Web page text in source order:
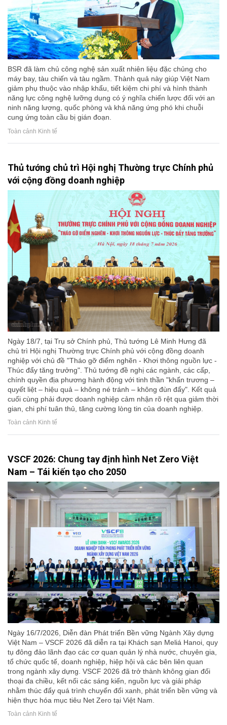
BSR đã làm chủ công nghệ sản xuất nhiên liệu đặc chủng cho
máy bay, tàu chiến và tàu ngầm. Thành quả này giúp Việt Nam
giảm phụ thuộc vào nhập khẩu, tiết kiệm chi phí và hình thành
năng lực công nghệ lưỡng dụng có ý nghĩa chiến lược đối với an
ninh năng lượng, quốc phòng và khả năng ứng phó khi chuỗi
cung ứng toàn cầu bị gián đoạn.
Toàn cảnh Kinh tế
Thủ tướng chủ trì Hội nghị Thường trực Chính phủ
với cộng đồng doanh nghiệp
Ngày 18/7, tại Trụ sở Chính phủ, Thủ tướng Lê Minh Hưng đã
chủ trì Hội nghị Thường trực Chính phủ với cộng đồng doanh
nghiệp với chủ đề "Tháo gỡ điểm nghẽn - Khơi thông nguồn lực -
Thúc đẩy tăng trưởng". Thủ tướng đề nghị các ngành, các cấp,
chính quyền địa phương hành động với tinh thần "khẩn trương –
quyết liệt – hiệu quả – không né tránh – không đùn đẩy". Kết quả
cuối cùng phải được doanh nghiệp cảm nhận rõ rệt qua giảm thời
gian, chi phí tuân thủ, tăng cường lòng tin của doanh nghiệp.
Toàn cảnh Kinh tế
VSCF 2026: Chung tay định hình Net Zero Việt
Nam – Tái kiến tạo cho 2050
Ngày 16/7/2026, Diễn đàn Phát triển Bền vững Ngành Xây dựng
Việt Nam – VSCF 2026 đã diễn ra tại Khách sạn Meliá Hanoi, quy
tụ đông đảo lãnh đạo các cơ quan quản lý nhà nước, chuyên gia,
tổ chức quốc tế, doanh nghiệp, hiệp hội và các bên liên quan
trong ngành xây dựng. VSCF 2026 đã trở thành không gian đối
thoại đa chiều, kết nối các sáng kiến, nguồn lực và giải pháp
nhằm thúc đẩy quá trình chuyển đổi xanh, phát triển bền vững và
hiện thực hóa mục tiêu Net Zero tại Việt Nam.
Toàn cảnh Kinh tế